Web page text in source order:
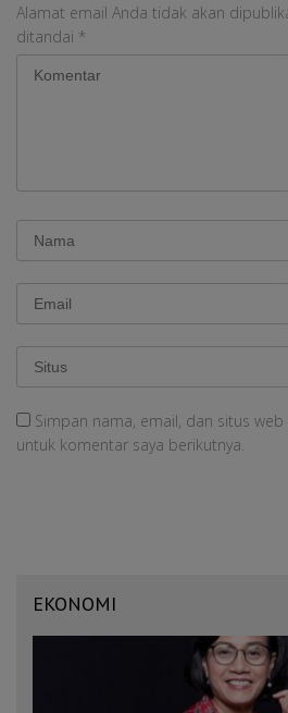
Alamat email Anda tidak akan
ditandai *
Simpan nama, email, dan situs
untuk komentar saya berikutnya.
EKONOMI